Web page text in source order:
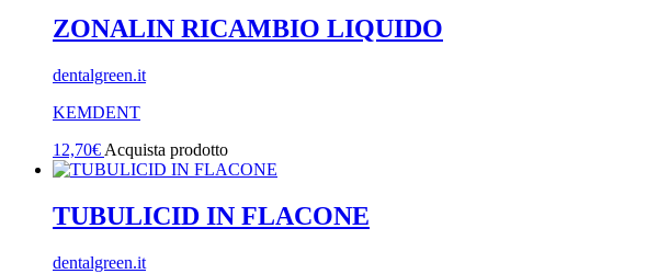
ZONALIN RICAMBIO LIQUIDO
dentalgreen.it
KEMDENT
12,70€ Acquista prodotto
TUBULICID IN FLACONE
dentalgreen.it